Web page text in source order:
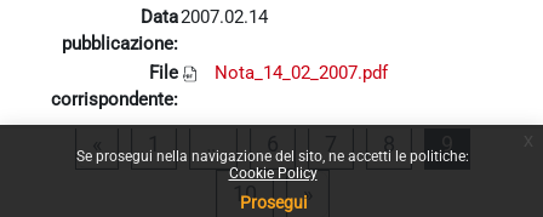
Se prosegui nella navigazione del sito, ne accetti le politiche:
Cookie Policy
Prosegui
Data
pubblicazione:
2007.02.14
File
corrispondente:
Nota_14_02_2007.pdf
Pagina precedente
1 … Pagina 6Pagina 7
8 Pagina 8
9
10Pagina 10
»